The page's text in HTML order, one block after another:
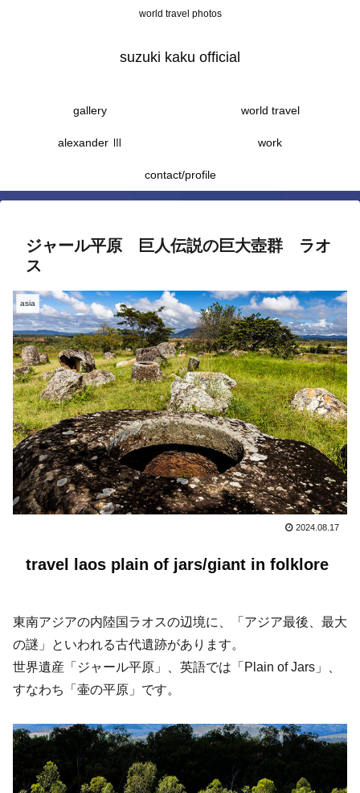
world travel photos
suzuki kaku official
gallery world travel
alexander Ⅲ work
contact/profile
ジャール平原 巨人伝説の巨大壺群 ラオ
ス
asia
2024.08.17
travel laos plain of jars/giant in folklore
東南アジアの内陸国ラオスの辺境に、「アジア最後、最大
の謎」といわれる古代遺跡があります。
世界遺産「ジャール平原」、英語では「Plain of Jars」、
すなわち「壷の平原」です。